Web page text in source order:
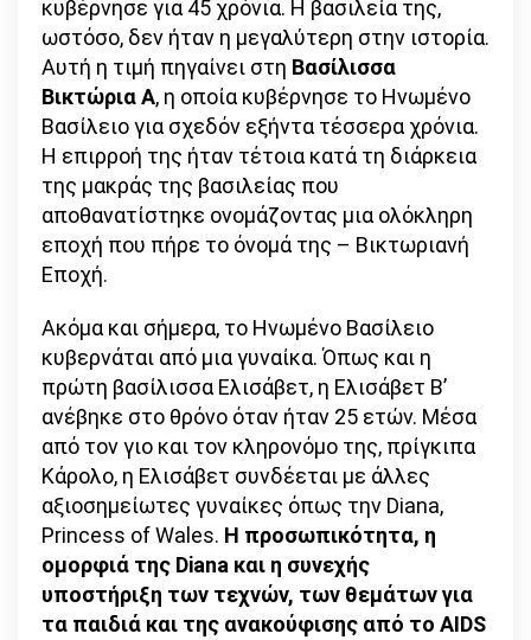
κυβέρνησε για 45 χρόνια. Η βασιλεία της,
ωστόσο, δεν ήταν η μεγαλύτερη στην ιστορία.
Αυτή η τιμή πηγαίνει στη Βασίλισσα
Βικτώρια Α, η οποία κυβέρνησε το Ηνωμένο
Βασίλειο για σχεδόν εξήντα τέσσερα χρόνια.
Η επιρροή της ήταν τέτοια κατά τη διάρκεια
της μακράς της βασιλείας που
αποθανατίστηκε ονομάζοντας μια ολόκληρη
εποχή που πήρε το όνομά της – Βικτωριανή
Εποχή.
Ακόμα και σήμερα, το Ηνωμένο Βασίλειο
κυβερνάται από μια γυναίκα. Όπως και η
πρώτη βασίλισσα Ελισάβετ, η Ελισάβετ Β’
ανέβηκε στο θρόνο όταν ήταν 25 ετών. Μέσα
από τον γιο και τον κληρονόμο της, πρίγκιπα
Κάρολο, η Ελισάβετ συνδέεται με άλλες
αξιοσημείωτες γυναίκες όπως την Diana,
Princess of Wales. Η προσωπικότητα, η
ομορφιά της Diana και η συνεχής
υποστήριξη των τεχνών, των θεμάτων για
τα παιδιά και της ανακούφισης από το AIDS